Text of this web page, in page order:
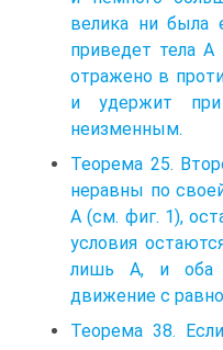
велика ни была
приведет тела
отражено в
и удержит
неизменным.
Теорема 25.
неравны по
А (см. фиг. 1),
условия
лишь А, и оба
движение с
Теорема 38.